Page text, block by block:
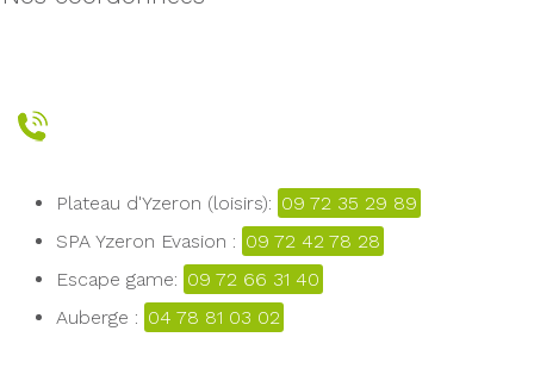
Plateau d'Yzeron (loisirs): 09 72 35 29 89
SPA Yzeron Evasion : 09 72 42 78 28
Escape game: 09 72 66 31 40
Auberge : 04 78 81 03 02